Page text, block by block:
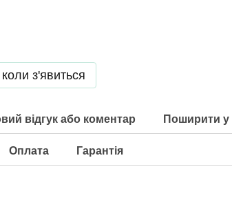
з'явиться
відгук або коментар Поширити
Оплата Гарантія